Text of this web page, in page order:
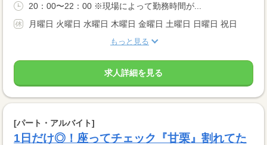
20：00〜22：00 ※現場によって勤務時間が...
月曜日 火曜日 水曜日 木曜日 金曜日 土曜日 日曜日 祝日
もっと見る
求人詳細を見る
[パート・アルバイト]
1日だけ◎！座ってチェック『甘栗』割れてた